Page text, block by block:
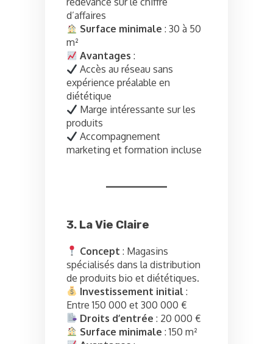
d’affaires
Surface minimale : 30 à 50
m²
Avantages :
Accès au réseau sans
expérience préalable en
diététique
Marge intéressante sur les
produits
Accompagnement
marketing et formation incluse
3. La Vie Claire
Concept : Magasins
spécialisés dans la distribution
de produits bio et diététiques.
Investissement initial :
Entre 150 000 et 300 000 €
Droits d’entrée : 20 000 €
Surface minimale : 150 m²